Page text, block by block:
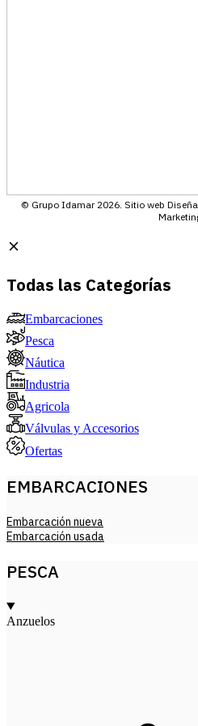
© Grupo Idamar 2026. Sitio web
Todas las Categorías
Embarcaciones
Pesca
Náutica
Industria
Agricola
Válvulas y Accesorios
Ofertas
EMBARCACIONES
Embarcación nueva
Embarcación usada
PESCA
Anzuelos